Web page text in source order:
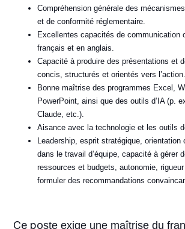
Compréhension générale des
et de conformité réglementaire.
Excellentes capacités de communication
français et en anglais.
Capacité à produire des présentations et
concis, structurés et orientés vers l’action.
Bonne maîtrise des programmes Excel,
PowerPoint, ainsi que des outils d’IA (p.
Claude, etc.).
Aisance avec la technologie et les outils
Leadership, esprit stratégique, orientation
dans le travail d’équipe, capacité à gérer
ressources et budgets, autonomie,
formuler des recommandations
Ce poste exige une maîtrise du